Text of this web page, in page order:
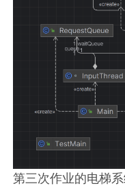
第三次作业的电梯